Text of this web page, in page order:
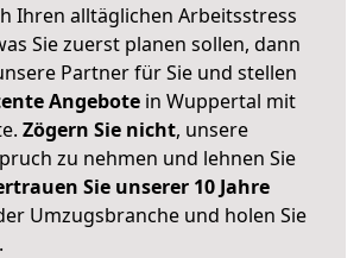
Ihren alltäglichen Arbeitsstress
Sie zuerst planen sollen, dann
Partner für Sie und stellen
Angebote in Wuppertal mit
Zögern Sie nicht, unsere
zu nehmen und lehnen Sie
Sie unserer 10 Jahre
Umzugsbranche und holen Sie